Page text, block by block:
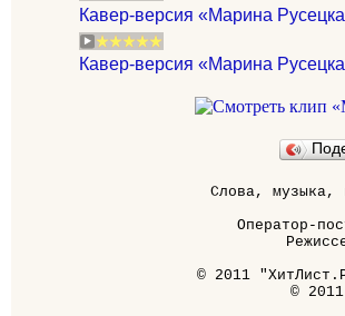
Кавер-версия «Марина
Кавер-версия «Марина
Слова, музыка,
Оператор-
© 2011
©